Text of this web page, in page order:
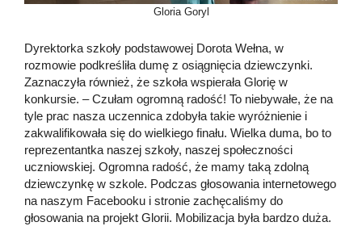
Gloria Goryl
Dyrektorka szkoły podstawowej Dorota Wełna, w
rozmowie podkreśliła dumę z osiągnięcia dziewczynki.
Zaznaczyła również, że szkoła wspierała Glorię w
konkursie. – Czułam ogromną radość! To niebywałe, że na
tyle prac nasza uczennica zdobyła takie wyróżnienie i
zakwalifikowała się do wielkiego finału. Wielka duma, bo to
reprezentantka naszej szkoły, naszej społeczności
uczniowskiej. Ogromna radość, że mamy taką zdolną
dziewczynkę w szkole. Podczas głosowania internetowego
na naszym Facebooku i stronie zachęcaliśmy do
głosowania na projekt Glorii. Mobilizacja była bardzo duża.